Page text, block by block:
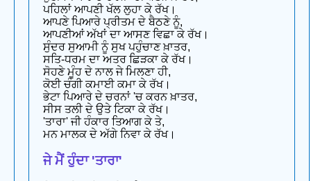
ਪਹਿਲਾਂ ਆਪਣੀ ਖੱਲ ਲੁਹਾ ਕੇ ਰੱਖ।
ਆਪਣੇ ਪਿਆਰੇ ਪ੍ਰੀਤਮ ਦੇ ਬੈਠਣੇ ਨੂੰ,
ਆਪਣੀਆਂ ਅੱਖਾਂ ਦਾ ਆਸਣ ਵਿਛਾ ਕੇ ਰੱਖ।
ਸੁੰਦਰ ਸੁਆਮੀ ਨੂੰ ਸੁਖ ਪਹੁੰਚਾਣ ਖ਼ਾਤਰ,
ਸਤਿ-ਧਰਮ ਦਾ ਅਤਰ ਛਿੜਕਾ ਕੇ ਰੱਖ।
ਸੋਹਣੇ ਮੂੰਹ ਦੇ ਨਾਲ ਜੇ ਮਿਲਣਾ ਹੀ,
ਕੋਈ ਚੰਗੀ ਕਮਾਈ ਕਮਾ ਕੇ ਰੱਖ।
ਭੇਟਾ ਪਿਆਰੇ ਦੇ ਚਰਨਾਂ 'ਚ ਕਰਨ ਖ਼ਾਤਰ,
ਸੀਸ ਤਲੀ ਦੇ ਉਤੇ ਟਿਕਾ ਕੇ ਰੱਖ।
'ਤਾਰਾ' ਜੀ ਹੰਕਾਰ ਤਿਆਗ ਕੇ ਤੇ,
ਮਨ ਮਾਲਕ ਦੇ ਅੱਗੇ ਨਿਵਾ ਕੇ ਰੱਖ।
ਜੇ ਮੈਂ ਹੁੰਦਾ 'ਤਾਰਾ'